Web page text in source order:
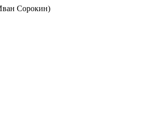
Сорокин)